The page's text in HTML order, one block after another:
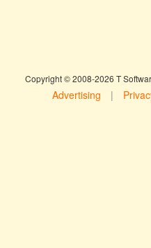
Copyright © 2008-2026 T
Advertising |